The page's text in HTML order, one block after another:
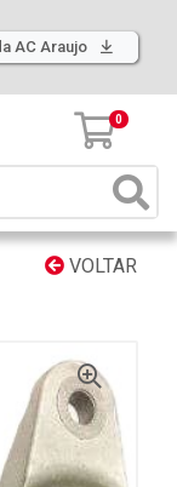
AC Araujo
0
VOLTAR